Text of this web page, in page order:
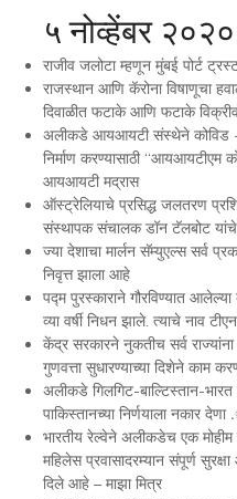
५ नोव्हेंबर
राजीव जलोटा म्हणून मुंबई पोर्ट
राजस्थान आणि कॅरोना विषाणूचा
दिवाळीत फटाके आणि फटाके
अलीकडे आयआयटी संस्थेने कोविड -
निर्माण करण्यासाठी
आयआयटी मद्रास
ऑस्ट्रेलियाचे प्रसिद्ध जलतरण
संस्थापक संचालक डॉन टॅलबोट
ज्या देशाचा मार्लन सॅम्युएल्स सर्व
निवृत्त झाला आहे
पद्म पुरस्काराने गौरविण्यात
व्या वर्षी निधन झाले. त्याचे नाव
केंद्र सरकारने नुकतीच सर्व
गुणवत्ता सुधारण्याच्या दिशेने काम
अलीकडे गिलगिट-बाल्टिस्तान-भारत
पाकिस्तानच्या निर्णयाला नकार
भारतीय रेल्वेने अलीकडेच एक
महिलेस प्रवासादरम्यान संपूर्ण
दिले आहे – माझा मित्र